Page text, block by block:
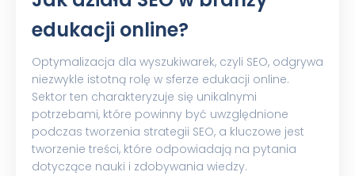
edukacji online?
Optymalizacja dla wyszukiwarek, czyli SEO, odgrywa
niezwykle istotną rolę w sferze edukacji online.
Sektor ten charakteryzuje się unikalnymi
potrzebami, które powinny być uwzględnione
podczas tworzenia strategii SEO, a kluczowe jest
tworzenie treści, które odpowiadają na pytania
dotyczące nauki i zdobywania wiedzy.